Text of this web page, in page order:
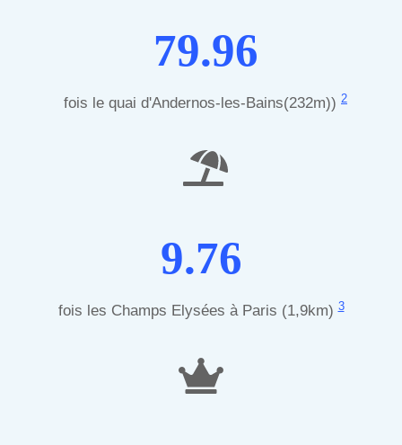
79.96
fois le quai d'Andernos-les-Bains(232m)) 2
9.76
fois les Champs Elysées à Paris (1,9km)3